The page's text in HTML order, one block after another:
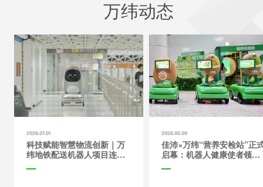
万纬动态
2026.07.01
科技赋能智慧物流创新｜万
纬地铁配送机器人项目连获
2026.05.09
佳沛×万纬“营养安检站”正
启幕：机器人健康使者领